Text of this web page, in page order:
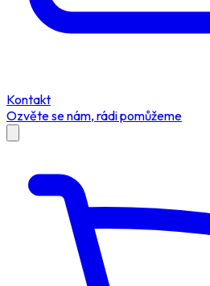
Kontakt
Ozvěte se nám, rádi pomůžeme